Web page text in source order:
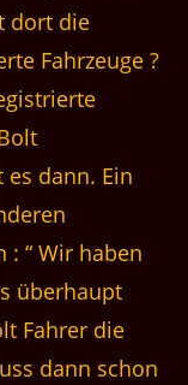
dort die
Fahrzeuge ?
dann. Ein
: “ Wir haben
überhaupt
Fahrer die
dann schon